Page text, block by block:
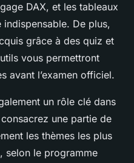
DAX, et les tableaux
De plus,
grâce à des quiz et
vous permettront
avant l’examen officiel.
un rôle clé dans
une partie de
les thèmes les plus
selon le programme